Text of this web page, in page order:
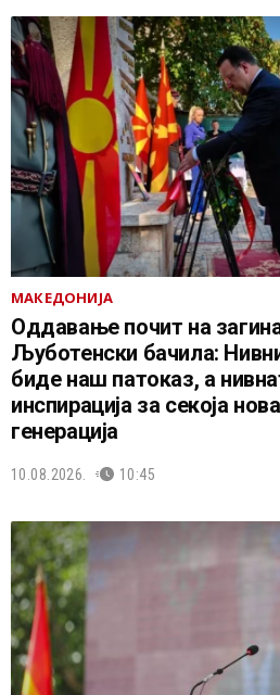
МАКЕДОНИЈА
Оддавање почит на
Љуботенски бачила:
биде наш патоказ, а
инспирација за секоја
генерација
10.08.2026. 10:45